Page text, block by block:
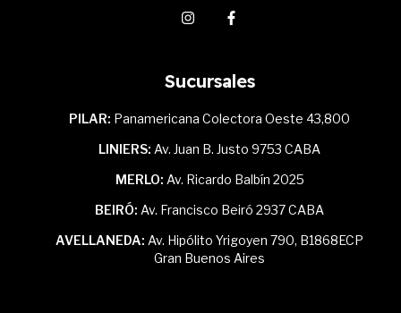
Sucursales
PILAR: Panamericana Colectora Oeste 43,800
LINIERS: Av. Juan B. Justo 9753 CABA
MERLO: Av. Ricardo Balbín 2025
BEIRÓ: Av. Francisco Beiró 2937 CABA
AVELLANEDA: Av. Hipólito Yrigoyen 790, B1868ECP
Gran Buenos Aires